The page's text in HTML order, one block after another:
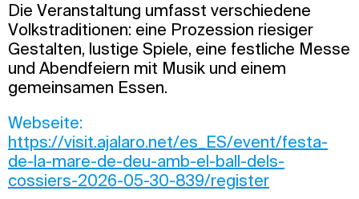
Die Veranstaltung umfasst verschiedene
Volkstraditionen: eine Prozession riesiger
Gestalten, lustige Spiele, eine festliche Messe
und Abendfeiern mit Musik und einem
gemeinsamen Essen.
Webseite:
https://visit.ajalaro.net/es_ES/event/festa-
de-la-mare-de-deu-amb-el-ball-dels-
cossiers-2026-05-30-839/register